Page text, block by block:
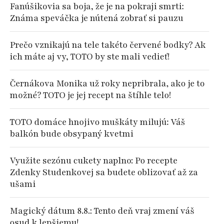
Fanúšikovia sa boja, že je na pokraji smrti:
Známa speváčka je nútená zobrať si pauzu
Prečo vznikajú na tele takéto červené bodky? Ak
ich máte aj vy, TOTO by ste mali vedieť!
Černákova Monika už roky nepribrala, ako je to
možné? TOTO je jej recept na štíhle telo!
TOTO domáce hnojivo muškáty milujú: Váš
balkón bude obsypaný kvetmi
Využite sezónu cukety naplno: Po recepte
Zdenky Studenkovej sa budete oblizovať až za
ušami
Magický dátum 8.8.: Tento deň vraj zmení váš